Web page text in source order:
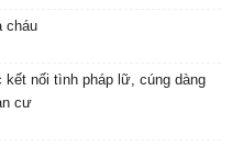
cháu
nối tình pháp lữ, cúng dàng
cư